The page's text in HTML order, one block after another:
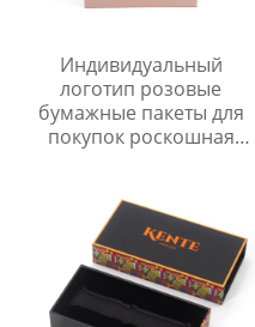
Индивидуальный
логотип розовые
бумажные пакеты для
покупок роскошная
пакет с ручкой из ленты